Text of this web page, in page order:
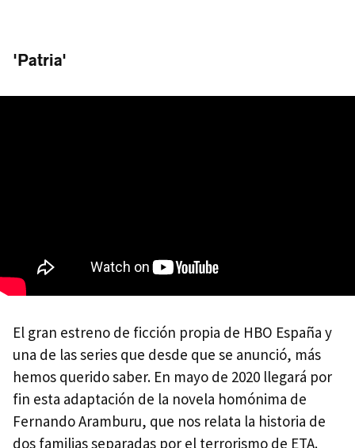
'Patria'
El gran estreno de ficción propia de HBO España y
una de las series que desde que se anunció, más
hemos querido saber. En mayo de 2020 llegará por
fin esta adaptación de la novela homónima de
Fernando Aramburu, que nos relata la historia de
dos familias separadas por el terrorismo de ETA.